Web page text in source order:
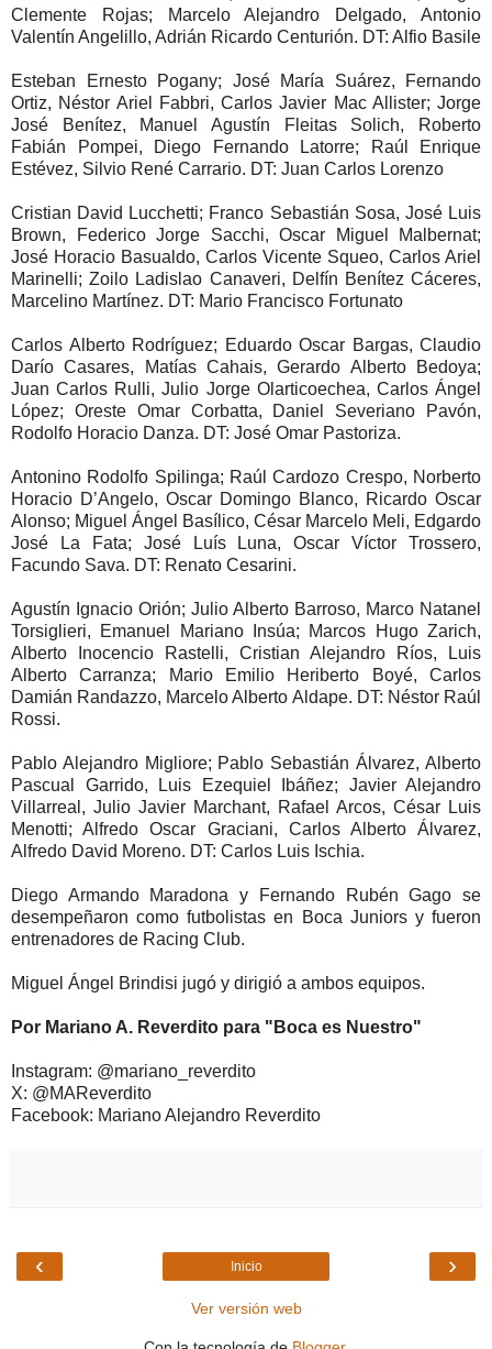
Clemente Rojas; Marcelo Alejandro Delgado, Antonio
Valentín Angelillo, Adrián Ricardo Centurión. DT: Alfio Basile
Esteban Ernesto Pogany; José María Suárez, Fernando
Ortiz, Néstor Ariel Fabbri, Carlos Javier Mac Allister; Jorge
José Benítez, Manuel Agustín Fleitas Solich, Roberto
Fabián Pompei, Diego Fernando Latorre; Raúl Enrique
Estévez, Silvio René Carrario. DT: Juan Carlos Lorenzo
Cristian David Lucchetti; Franco Sebastián Sosa, José Luis
Brown, Federico Jorge Sacchi, Oscar Miguel Malbernat;
José Horacio Basualdo, Carlos Vicente Squeo, Carlos Ariel
Marinelli; Zoilo Ladislao Canaveri, Delfín Benítez Cáceres,
Marcelino Martínez. DT: Mario Francisco Fortunato
Carlos Alberto Rodríguez; Eduardo Oscar Bargas, Claudio
Darío Casares, Matías Cahais, Gerardo Alberto Bedoya;
Juan Carlos Rulli, Julio Jorge Olarticoechea, Carlos Ángel
López; Oreste Omar Corbatta, Daniel Severiano Pavón,
Rodolfo Horacio Danza. DT: José Omar Pastoriza.
Antonino Rodolfo Spilinga; Raúl Cardozo Crespo, Norberto
Horacio D’Angelo, Oscar Domingo Blanco, Ricardo Oscar
Alonso; Miguel Ángel Basílico, César Marcelo Meli, Edgardo
José La Fata; José Luís Luna, Oscar Víctor Trossero,
Facundo Sava. DT: Renato Cesarini.
Agustín Ignacio Orión; Julio Alberto Barroso, Marco Natanel
Torsiglieri, Emanuel Mariano Insúa; Marcos Hugo Zarich,
Alberto Inocencio Rastelli, Cristian Alejandro Ríos, Luis
Alberto Carranza; Mario Emilio Heriberto Boyé, Carlos
Damián Randazzo, Marcelo Alberto Aldape. DT: Néstor Raúl
Rossi.
Pablo Alejandro Migliore; Pablo Sebastián Álvarez, Alberto
Pascual Garrido, Luis Ezequiel Ibáñez; Javier Alejandro
Villarreal, Julio Javier Marchant, Rafael Arcos, César Luis
Menotti; Alfredo Oscar Graciani, Carlos Alberto Álvarez,
Alfredo David Moreno. DT: Carlos Luis Ischia.
Diego Armando Maradona y Fernando Rubén Gago se
desempeñaron como futbolistas en Boca Juniors y fueron
entrenadores de Racing Club.
Miguel Ángel Brindisi jugó y dirigió a ambos equipos.
Por Mariano A. Reverdito para "Boca es Nuestro"
Instagram: @mariano_reverdito
X: @MAReverdito
Facebook: Mariano Alejandro Reverdito
‹ ›
Inicio
Ver versión web